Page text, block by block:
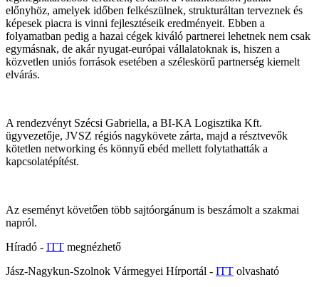
előnyhöz, amelyek időben felkészülnek, strukturáltan terveznek és
képesek piacra is vinni fejlesztéseik eredményeit. Ebben a
folyamatban pedig a hazai cégek kiváló partnerei lehetnek nem csak
egymásnak, de akár nyugat-európai vállalatoknak is, hiszen a
közvetlen uniós források esetében a széleskörű partnerség kiemelt
elvárás.
A rendezvényt Szécsi Gabriella, a BI-KA Logisztika Kft.
ügyvezetője, JVSZ régiós nagykövete zárta, majd a résztvevők
kötetlen networking és könnyű ebéd mellett folytathatták a
kapcsolatépítést.
Az eseményt követően több sajtóorgánum is beszámolt a szakmai
napról.
Híradó - ITT megnézhető
Jász-Nagykun-Szolnok Vármegyei Hírportál - ITT olvasható